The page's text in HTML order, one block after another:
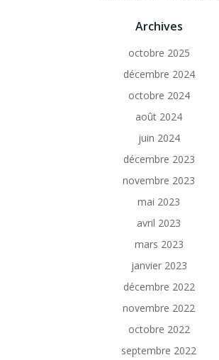
Archives
octobre 2025
décembre 2024
octobre 2024
août 2024
juin 2024
décembre 2023
novembre 2023
mai 2023
avril 2023
mars 2023
janvier 2023
décembre 2022
novembre 2022
octobre 2022
septembre 2022